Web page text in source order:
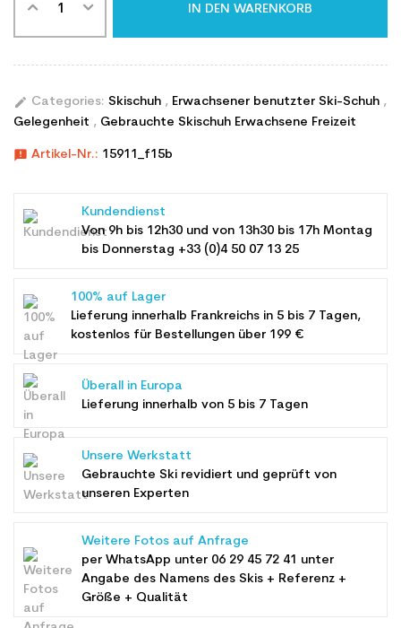
IN DEN WARENKORB
edit Categories: Skischuh , Erwachsener benutzter Ski-Schuh ,
Gelegenheit , Gebrauchte Skischuh Erwachsene Freizeit
announcement Artikel-Nr.: 15911_f15b
Kundendienst
Von 9h bis 12h30 und von 13h30 bis 17h Montag
bis Donnerstag +33 (0)4 50 07 13 25
100% auf Lager
Lieferung innerhalb Frankreichs in 5 bis 7 Tagen,
kostenlos für Bestellungen über 199 €
Überall in Europa
Lieferung innerhalb von 5 bis 7 Tagen
Unsere Werkstatt
Gebrauchte Ski revidiert und geprüft von
unseren Experten
Weitere Fotos auf Anfrage
per WhatsApp unter 06 29 45 72 41 unter
Angabe des Namens des Skis + Referenz +
Größe + Qualität